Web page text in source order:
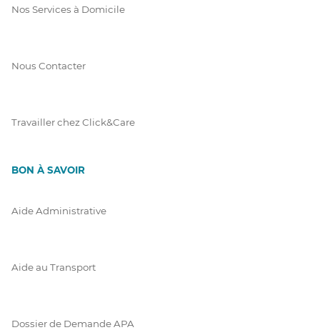
Nos Services à Domicile
Nous Contacter
Travailler chez Click&Care
BON À SAVOIR
Aide Administrative
Aide au Transport
Dossier de Demande APA